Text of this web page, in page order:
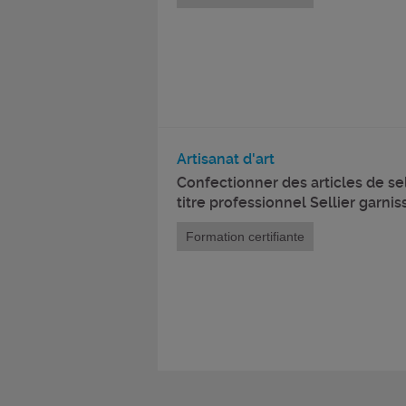
Artisanat d'art
Confectionner des articles de
titre professionnel Sellier
Formation certifiante